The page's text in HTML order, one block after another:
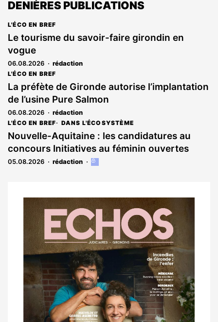
DENIÈRES PUBLICATIONS
L'ÉCO EN BREF
Le tourisme du savoir-faire girondin en
vogue
06.08.2026 rédaction
L'ÉCO EN BREF
La préfète de Gironde autorise l’implantation
de l’usine Pure Salmon
06.08.2026 rédaction
L'ÉCO EN BREF DANS L'ÉCOSYSTÈME
Nouvelle-Aquitaine : les candidatures au
concours Initiatives au féminin ouvertes
05.08.2026 rédaction
Cet
aux
abonnés
Notre
dernier
magazine